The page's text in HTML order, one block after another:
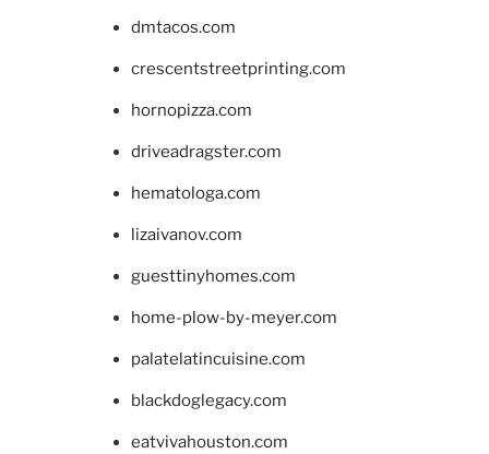
dmtacos.com
crescentstreetprinting.com
hornopizza.com
driveadragster.com
hematologa.com
lizaivanov.com
guesttinyhomes.com
home-plow-by-meyer.com
palatelatincuisine.com
blackdoglegacy.com
eatvivahouston.com